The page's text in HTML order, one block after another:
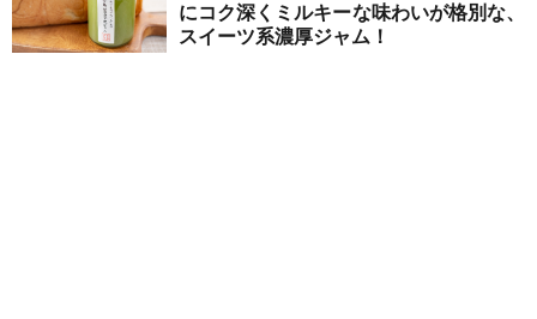
にコク深くミルキーな味わいが格別な、
スイーツ系濃厚ジャム！